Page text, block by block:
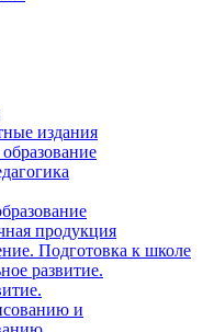
издания
продукция
Подготовка к школе
развитие.
и